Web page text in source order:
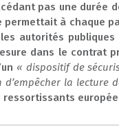
pas une durée
permettait à chaque
autorités
dans le contrat
« dispositif de
la lecture